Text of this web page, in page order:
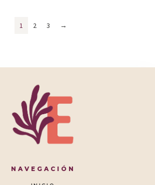
1 2 3 →
NAVEGACIÓN